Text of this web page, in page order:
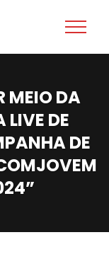
MEIO DA
LIVE DE
DE